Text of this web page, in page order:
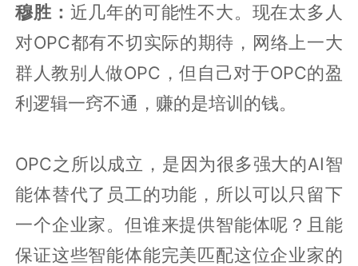
穆胜： 近几年的可能性不大。现在太多人
对OPC都有不切实际的期待，网络上一大
群人教别人做OPC，但自己对于OPC的盈
利逻辑一窍不通，赚的是培训的钱。
OPC之所以成立，是因为很多强大的AI智
能体替代了员工的功能，所以可以只留下
一个企业家。但谁来提供智能体呢？且能
保证这些智能体能完美匹配这位企业家的